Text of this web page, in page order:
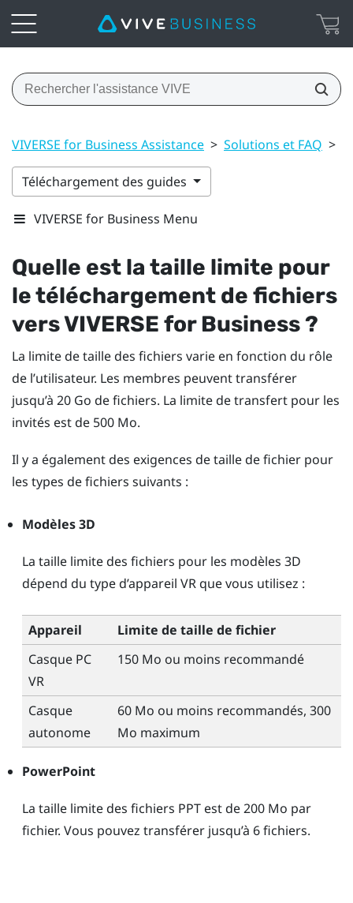
VIVERSE for Business Assistance > Solutions et FAQ >
Téléchargement des guides
VIVERSE for Business Menu
Quelle est la taille limite pour
le téléchargement de fichiers
versVIVERSE for Business?
La limite de taille des fichiers varie en fonction du rôle
de l’utilisateur. Les membres peuvent transférer
jusqu’à 20 Go de fichiers. La limite de transfert pour les
invités est de 500 Mo.
Il y a également des exigences de taille de fichier pour
les types de fichiers suivants :
Modèles 3D
La taille limite des fichiers pour les modèles 3D
dépend du type d’appareil VR que vous utilisez :
Appareil
Limite de taille de fichier
Casque PC
VR
150 Mo ou moins recommandé
Casque
autonome
60 Mo ou moins recommandés, 300
Mo maximum
PowerPoint
La taille limite des fichiers PPT est de 200 Mo par
fichier. Vous pouvez transférer jusqu’à 6 fichiers.